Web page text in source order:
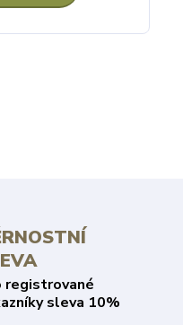
registrované
sleva 10%